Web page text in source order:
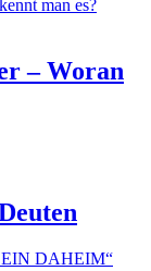
– Woran